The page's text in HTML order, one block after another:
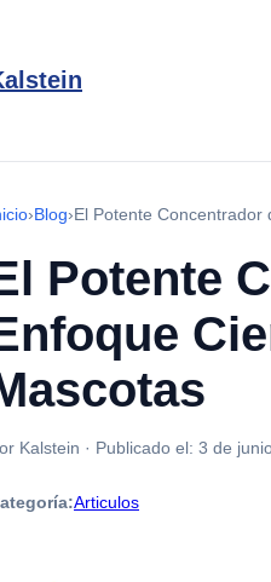
›Blog›El Potente Concentrador
Potente
Kalstein · Publicado el: 3 de
Articulos